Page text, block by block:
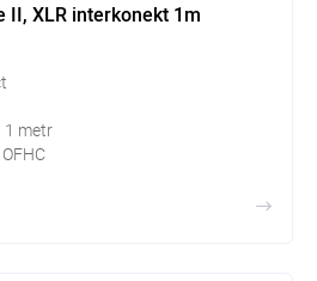
II, XLR interkonekt 1m
1 metr
OFHC